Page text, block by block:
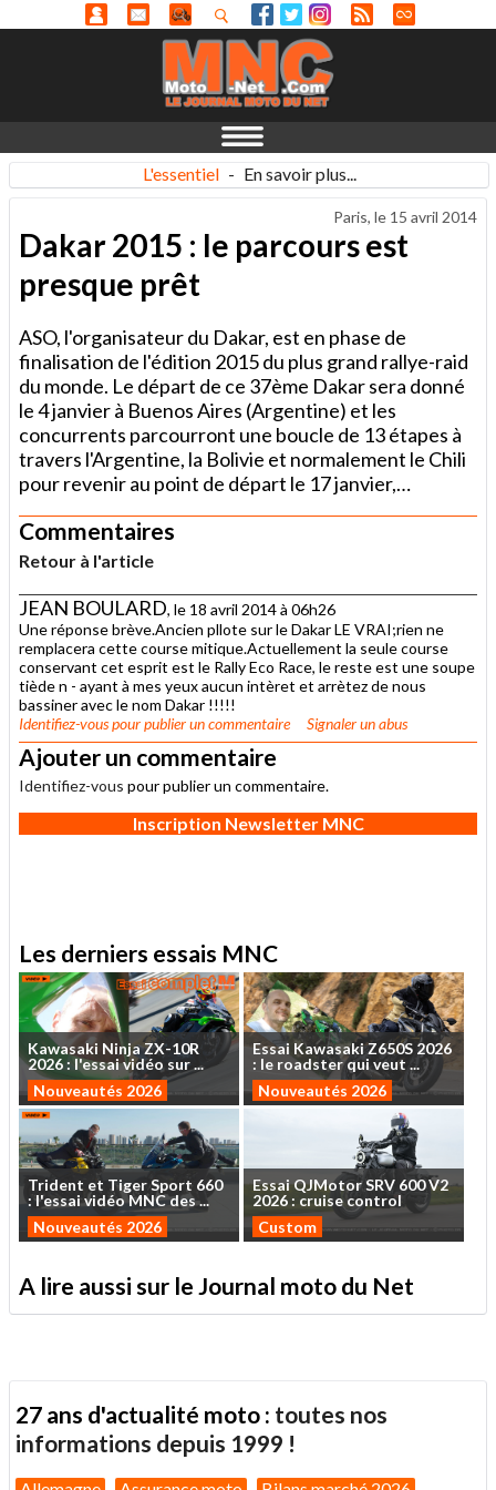
L'essentiel - En savoir plus...
Paris, le 15 avril 2014
Dakar 2015 : le parcours est
presque prêt
ASO, l'organisateur du Dakar, est en phase de
finalisation de l'édition 2015 du plus grand rallye-raid
du monde. Le départ de ce 37ème Dakar sera donné
le 4 janvier à Buenos Aires (Argentine) et les
concurrents parcourront une boucle de 13 étapes à
travers l'Argentine, la Bolivie et normalement le Chili
pour revenir au point de départ le 17 janvier,…
Commentaires
Retour à l'article
JEAN BOULARD, le 18 avril 2014 à 06h26
Une réponse brève.Ancien pllote sur le Dakar LE VRAI;rien ne
remplacera cette course mitique.Actuellement la seule course
conservant cet esprit est le Rally Eco Race, le reste est une soupe
tiède n - ayant à mes yeux aucun intèret et arrètez de nous
bassiner avec le nom Dakar !!!!!
Identifiez-vouspour publier un commentaire Signaler un abus
Ajouter un commentaire
Identifiez-vous pour publier un commentaire.
Inscription Newsletter MNC
Les derniers essais MNC
Kawasaki NinjaZX-10R
2026: l'essaividéo sur...
Nouveautés 2026
Essai KawasakiZ650S 2026
: le roadsterquiveut ...
Nouveautés 2026
Trident et TigerSport 660
: l'essaividéoMNCdes...
Nouveautés 2026
EssaiQJMotorSRV 600V2
2026 : cruise control
Custom
A lire aussi sur le Journal moto du Net
27 ans d'actualité moto : toutes nos
informations depuis 1999 !